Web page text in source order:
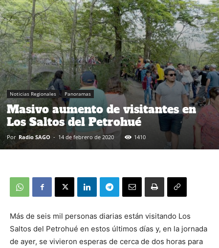
Noticias Regionales Panoramas
Masivo aumento de visitantes en
Los Saltos del Petrohué
Por Radio SAGO - 14 de febrero de 2020 1410
Más de seis mil personas diarias están visitando Los
Saltos del Petrohué en estos últimos días y, en la jornada
de ayer, se vivieron esperas de cerca de dos horas para